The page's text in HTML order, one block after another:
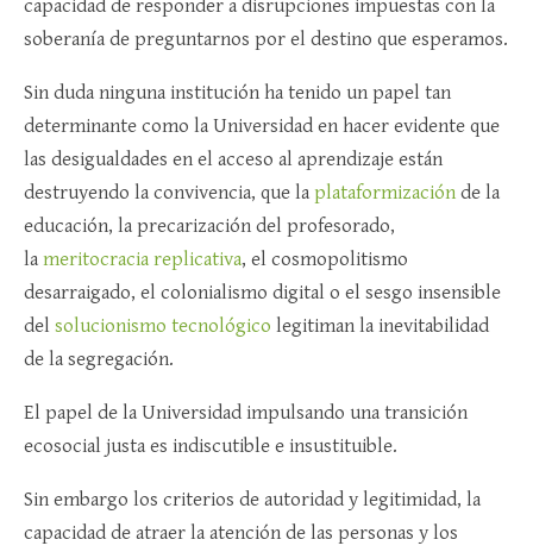
capacidad de responder a disrupciones impuestas con la
soberanía de preguntarnos por el destino que esperamos.
Sin duda ninguna institución ha tenido un papel tan
determinante como la Universidad en hacer evidente que
las desigualdades en el acceso al aprendizaje están
destruyendo la convivencia, que la plataformización de la
educación, la precarización del profesorado,
la meritocracia replicativa, el cosmopolitismo
desarraigado, el colonialismo digital o el sesgo insensible
del solucionismo tecnológico legitiman la inevitabilidad
de la segregación.
El papel de la Universidad impulsando una transición
ecosocial justa es indiscutible e insustituible.
Sin embargo los criterios de autoridad y legitimidad, la
capacidad de atraer la atención de las personas y los